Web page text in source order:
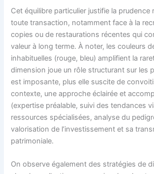
Cet équilibre particulier justifie la prudence
toute transaction, notamment face à la
copies ou de restaurations récentes qui
valeur à long terme. À noter, les couleurs
inhabituelles (rouge, bleu) amplifient la
dimension joue un rôle structurant sur les
est imposante, plus elle suscite de
contexte, une approche éclairée et
(expertise préalable, suivi des tendances
ressources spécialisées, analyse du
valorisation de l’investissement et sa
patrimoniale.
On observe également des stratégies de